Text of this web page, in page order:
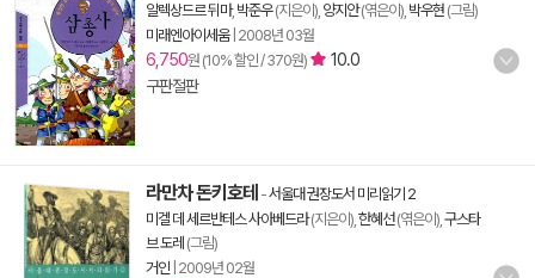
알렉상드르 뒤마, 박준우(지은이), 양지안(엮은이), 박우현 (그림)
미래엔아이세움| 2008년 03월
6,750원 (10% 할인 / 370원)
10.0
구판절판
라만차 돈키호테 -서울대 권장도서 미리읽기 2
미겔 데 세르반테스 사아베드라(지은이), 한혜선(엮은이), 구스타
브 도레 (그림)
거인 2009년 02월